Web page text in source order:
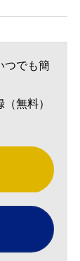
つでも簡
無料）